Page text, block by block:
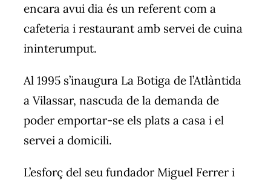
encara avui dia és un referent com a
cafeteria i restaurant amb servei de cuina
ininterumput.
Al 1995 s’inaugura La Botiga de l’Atlàntida
a Vilassar, nascuda de la demanda de
poder emportar-se els plats a casa i el
servei a domicili.
L’esforç del seu fundador Miguel Ferrer i